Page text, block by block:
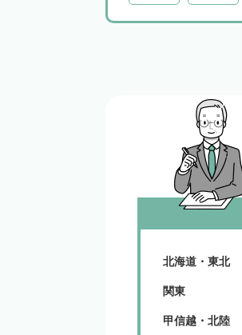
北海道・東北
関東
甲信越・北陸